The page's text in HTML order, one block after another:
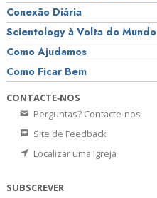
Conexão Diária
Scientology à Volta do Mundo
Como Ajudamos
Como Ficar Bem
CONTACTE‑NOS
Perguntas? Contacte‑nos
Site de Feedback
Localizar uma Igreja
SUBSCREVER